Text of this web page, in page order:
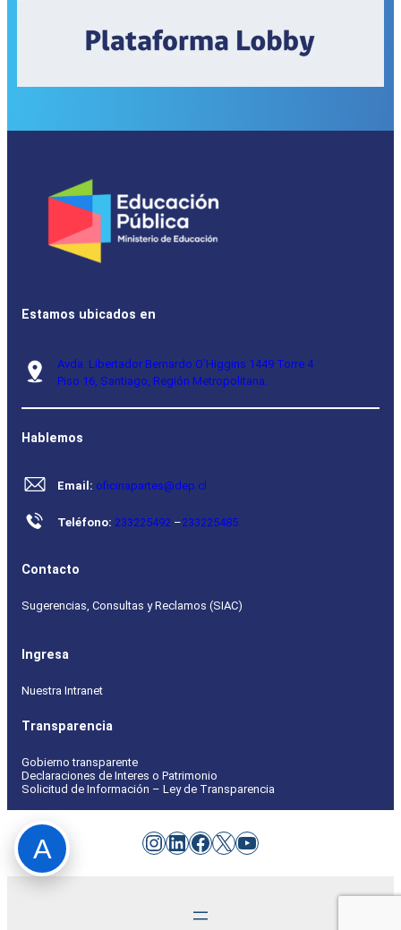
Estamos ubicados en
Avda. Libertador Bernardo O’Higgins 1449 Torre 4
Piso 16, Santiago, Región Metropolitana.
Hablemos
Email: oficinapartes@dep.cl
Teléfono: 233225492 –233225485
Contacto
Sugerencias, Consultas y Reclamos (SIAC)
Ingresa
Nuestra Intranet
Transparencia
Gobierno transparente
Declaraciones de Interes o Patrimonio
Solicitud de Información – Ley de Transparencia
Instagram
LinkedIn
Facebook
X YouTube
A